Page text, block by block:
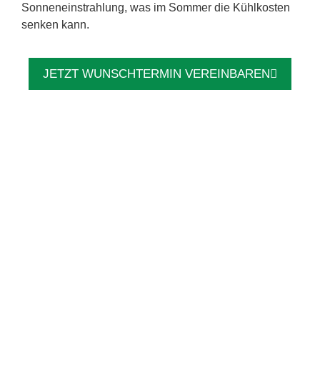
Sonneneinstrahlung, was im Sommer die Kühlkosten
senken kann.
JETZT WUNSCHTERMIN VEREINBAREN